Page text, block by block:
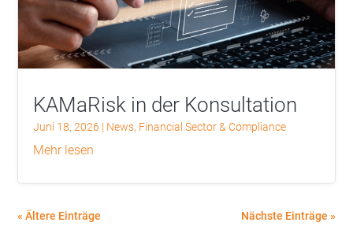
KAMaRisk in der Konsultation
Juni 18, 2026 | News, Financial Sector & Compliance
mehr lesen
« Ältere Einträge Nächste Einträge »